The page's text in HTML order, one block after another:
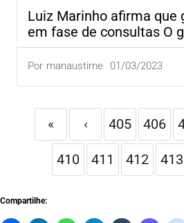
Por manaustime 01/03/2023
Luiz Marinho afirma que
em fase de consultas O
« ‹ 405 406
410 411 412 413
Compartilhe: